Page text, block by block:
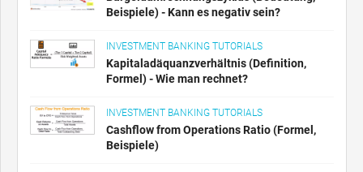
Beispiele) - Kann es negativ sein?
INVESTMENT BANKING TUTORIALS
Kapitaladäquanzverhältnis (Definition,
Formel) - Wie man rechnet?
INVESTMENT BANKING TUTORIALS
Cashflow from Operations Ratio (Formel,
Beispiele)